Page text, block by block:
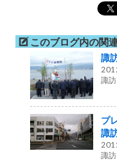
このブログ内の関
諏
諏
プ
諏
諏